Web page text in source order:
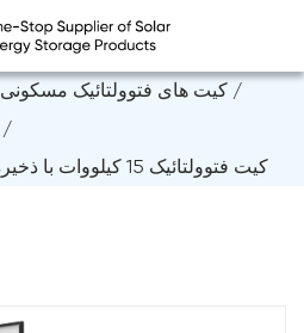
کیت های فتوولتائیک مسکونی /
/
کیت فتوولتائیک 15 کیلووات با ذخیره سازی 20 کیلووات ساعت